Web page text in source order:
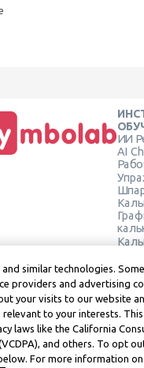
ИИ
AI
Symbolab, a Learneo, Inc.
© Learneo, Inc. 2024
and similar technologies.
providers and advertising
your visits to our website
to your interests.
laws like the California
and others. To opt
For more information